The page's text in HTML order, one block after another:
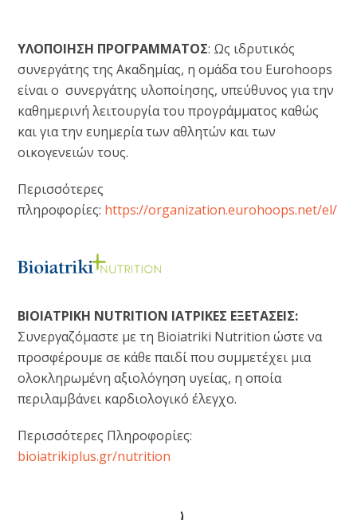
ΥΛΟΠΟΙΗΣΗ ΠΡΟΓΡΑΜΜΑΤΟΣ: Ως ιδρυτικός
συνεργάτης της Ακαδημίας, η ομάδα του Eurohoops
είναι ο συνεργάτης υλοποίησης, υπεύθυνος για την
καθημερινή λειτουργία του προγράμματος καθώς
και για την ευημερία των αθλητών και των
οικογενειών τους.
Περισσότερες
πληροφορίες: https://organization.eurohoops.net/el/
ΒΙΟΙΑΤΡΙΚΗ NUTRITION ΙΑΤΡΙΚΕΣ ΕΞΕΤΑΣΕΙΣ:
Συνεργαζόμαστε με τη Bioiatriki Nutrition ώστε να
προσφέρουμε σε κάθε παιδί που συμμετέχει μια
ολοκληρωμένη αξιολόγηση υγείας, η οποία
περιλαμβάνει καρδιολογικό έλεγχο.
Περισσότερες Πληροφορίες:
bioiatrikiplus.gr/nutrition